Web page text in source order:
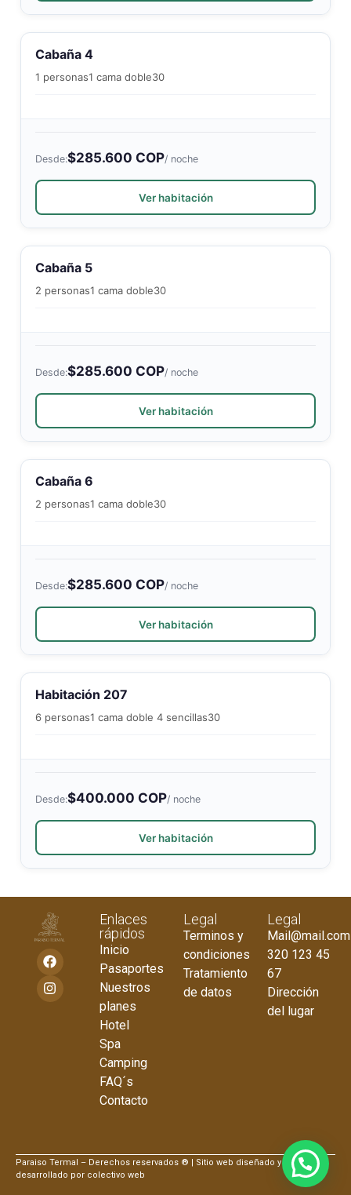
Cabaña 4
1 personas1 cama doble30
Desde:$285.600 COP/ noche
Ver habitación
Cabaña 5
2 personas1 cama doble30
Desde:$285.600 COP/ noche
Ver habitación
Cabaña 6
2 personas1 cama doble30
Desde:$285.600 COP/ noche
Ver habitación
Habitación 207
6 personas1 cama doble 4 sencillas30
Desde:$400.000 COP/ noche
Ver habitación
Enlaces
rápidos
Inicio
Pasaportes
Nuestros
planes
Hotel
Spa
Camping
FAQ´s
Contacto
Legal
Terminos y
condiciones
Tratamiento
de datos
Legal
Mail@mail.com
320 123 45
67
Dirección
del lugar
Paraiso Termal – Derechos reservados ® | Sitio web diseñado y
desarrollado por colectivo web